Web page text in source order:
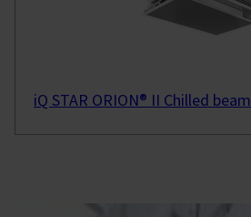
iQ STAR ORION® II Chilled beam